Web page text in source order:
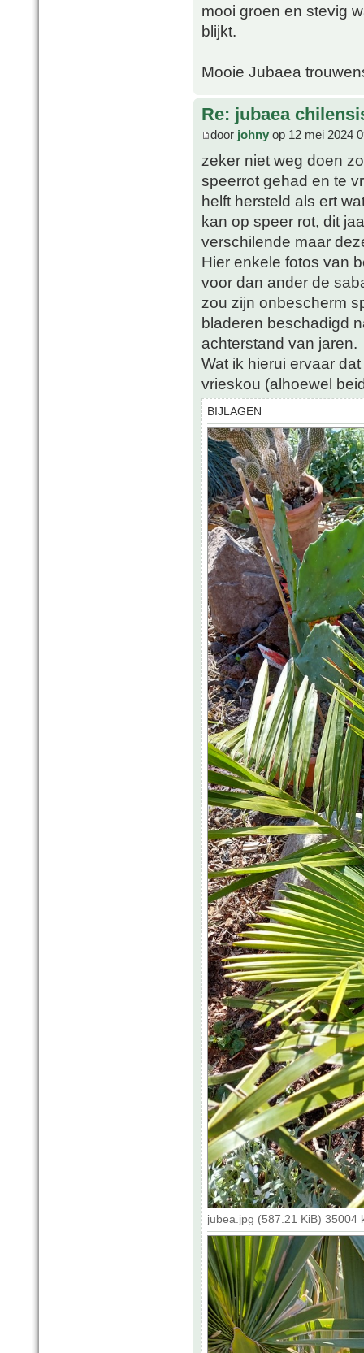
mooi groen en stevig
blijkt.
Mooie Jubaea
Re: jubaea
door johny op 12 mei 2024
zeker niet weg doen
speerrot gehad en te
helft hersteld als ert
kan op speer rot, dit
verschilende maar
Hier enkele fotos van
voor dan ander de
zou zijn onbescherm
bladeren beschadigd
achterstand van jaren.
Wat ik hierui ervaar
vrieskou (alhoewel
BIJLAGEN
jubea.jpg (587.21 KiB) 35004